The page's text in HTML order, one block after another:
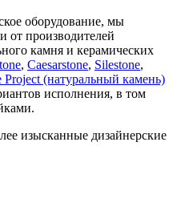
оборудование, мы
от производителей
камня и керамических
, Caesarstone, Silestone,
Project (натуральный камень)
исполнения, в том
изысканные дизайнерские